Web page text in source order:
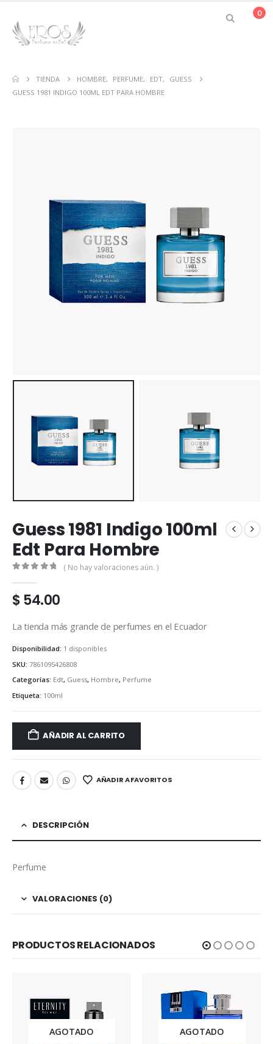
0
TIENDA HOMBRE, PERFUME, EDT,
GUESS
GUESS 1981 INDIGO 100ML EDT PARA HOMBRE
Guess 1981 Indigo 100ml
Edt Para Hombre
( No hay valoraciones aún. )
$54.00
La tienda más grande de perfumes en el Ecuador
Disponibilidad: 1 disponibles
SKU: 7861095426808
Categorías: Edt, Guess, Hombre, Perfume
Etiqueta: 100ml
AÑADIR AL CARRITO
AÑADIR A FAVORITOS
DESCRIPCIÓN
Perfume
VALORACIONES (0)
PRODUCTOS RELACIONADOS
AGOTADO AGOTADO